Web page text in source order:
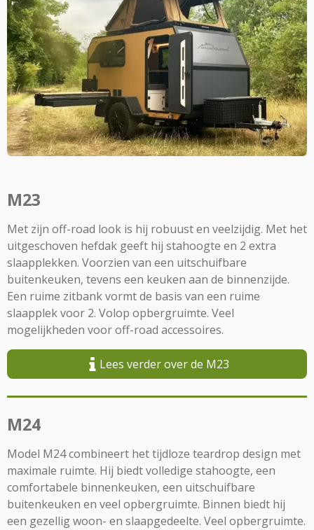
M23
Met zijn off-road look is hij robuust en veelzijdig. Met het
uitgeschoven hefdak geeft hij stahoogte en 2 extra
slaapplekken. Voorzien van een uitschuifbare
buitenkeuken, tevens een keuken aan de binnenzijde.
Een ruime zitbank vormt de basis van een ruime
slaapplek voor 2. Volop opbergruimte. Veel
mogelijkheden voor off-road accessoires.
Lees verder over de M23
M24
Model M24 combineert het tijdloze teardrop design met
maximale ruimte. Hij biedt volledige stahoogte, een
comfortabele binnenkeuken, een uitschuifbare
buitenkeuken en veel opbergruimte. Binnen biedt hij
een gezellig woon- en slaapgedeelte. Veel opbergruimte.